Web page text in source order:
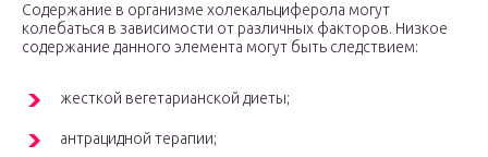
Содержание в организме холекальциферола могут
колебаться в зависимости от различных факторов. Низкое
содержание данного элемента могут быть следствием:
жесткой вегетарианской диеты;
антрацидной терапии;